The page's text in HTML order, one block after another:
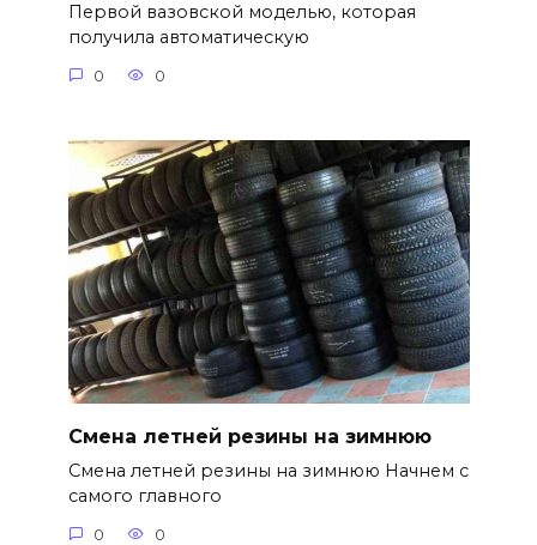
Первой вазовской моделью, которая
получила автоматическую
0 0
Смена летней резины на зимнюю
Смена летней резины на зимнюю Начнем с
самого главного
0 0